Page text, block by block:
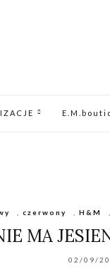
czerwony H&M
MA
02/09/